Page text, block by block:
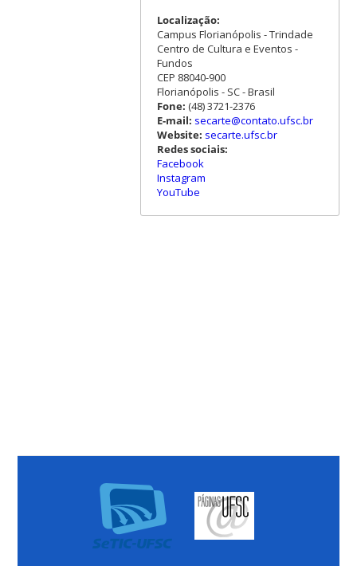
Localização:
Campus Florianópolis - Trindade
Centro de Cultura e Eventos -
Fundos
CEP 88040-900
Florianópolis - SC - Brasil
Fone: (48) 3721-2376
E-mail: secarte@contato.ufsc.br
Website: secarte.ufsc.br
Redes sociais:
Facebook
Instagram
YouTube